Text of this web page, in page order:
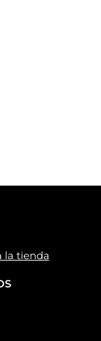
la tienda